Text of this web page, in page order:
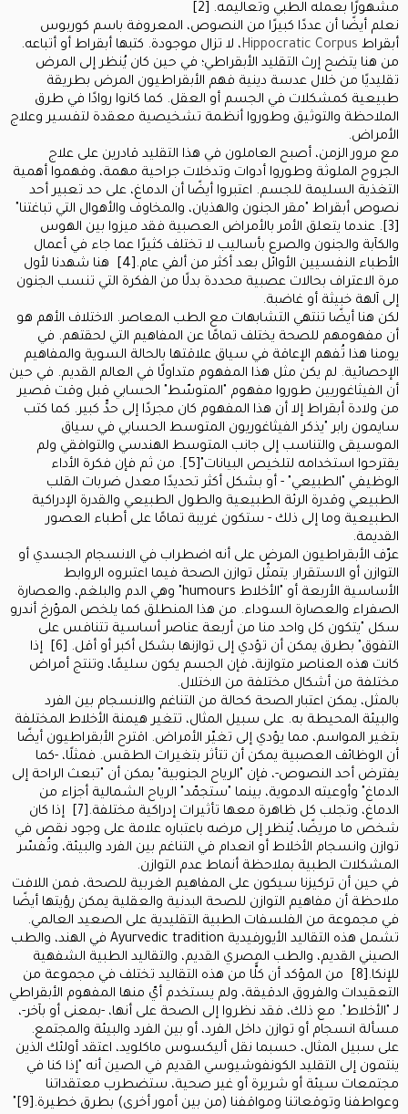
مشهورًا بعمله الطبي وتعاليمه. [2]
نعلم أيضًا أن عددًا كبيرًا من النصوص، المعروفة باسم كوربوس
أبقراط Hippocratic Corpus، لا تزال موجودة. كتبها أبقراط أو أتباعه.
من هنا يتضح إرث التقليد الأبقراطي؛ في حين كان يُنظر إلى المرض
تقليديًا من خلال عدسة دينية فهم الأبقراطيون المرض بطريقة
طبيعية كمشكلات في الجسم أو العقل. كما كانوا روادًا في طرق
الملاحظة والتوثيق وطوروا أنظمة تشخيصية معقدة لتفسير وعلاج
الأمراض.
مع مرور الزمن، أصبح العاملون في هذا التقليد قادرين على علاج
الجروح الملوثة وطوروا أدوات وتدخلات جراحية مهمة، وفهموا أهمية
التغذية السليمة للجسم. اعتبروا أيضًا أن الدماغ، على حد تعبير أحد
نصوص أبقراط "مقر الجنون والهذيان، والمخاوف والأهوال التي تباغتنا"
[3]. عندما يتعلق الأمر بالأمراض العصبية فقد ميزوا بين الهوس
والكآبة والجنون والصرع بأساليب لا تختلف كثيرًا عما جاء في أعمال
الأطباء النفسيين الأوائل بعد أكثر من ألفي عام.[4] هنا شهدنا لأول
مرة الاعتراف بحالات عصبية محددة بدلًا من الفكرة التي تنسب الجنون
إلى آلهة خبيثة أو غاضبة.
لكن هنا أيضًا تنتهي التشابهات مع الطب المعاصر. الاختلاف الأهم هو
أن مفهومهم للصحة يختلف تمامًا عن المفاهيم التي لحقتهم. في
يومنا هذا تُفهم الإعاقة في سياق علاقتها بالحالة السوية والمفاهيم
الإحصائية. لم يكن مثل هذا المفهوم متداولًا في العالم القديم. في حين
أن الفيثاغوريين طوروا مفهوم "المتوسّط" الحسابي قبل وقت قصير
من ولادة أبقراط إلا أن هذا المفهوم كان مجردًا إلى حدٍّ كبير. كما كتب
سايمون رابر "يذكر الفيثاغوريون المتوسط الحسابي في سياق
الموسيقى والتناسب إلى جانب المتوسط الهندسي والتوافقي ولم
يقترحوا استخدامه لتلخيص البيانات"[5]. من ثم فإن فكرة الأداء
الوظيفي "الطبيعي" - أو بشكل أكثر تحديدًا معدل ضربات القلب
الطبيعي وقدرة الرئة الطبيعية والطول الطبيعي والقدرة الإدراكية
الطبيعية وما إلى ذلك - ستكون غريبة تمامًا على أطباء العصور
القديمة.
عرّف الأبقراطيون المرض على أنه اضطراب في الانسجام الجسدي أو
التوازن أو الاستقرار. يتمثّل توازن الصحة فيما اعتبروه الروابط
الأساسية الأربعة أو "الأخلاط humours" وهي الدم والبلغم، والعصارة
الصفراء والعصارة السوداء. من هذا المنطلق كما يلخص المؤرخ أندرو
سكل "يتكون كل واحد منا من أربعة عناصر أساسية تتنافس على
التفوق" بطرق يمكن أن تؤدي إلى توازنها بشكل أكبر أو أقل. [6] إذا
كانت هذه العناصر متوازنة، فإن الجسم يكون سليمًا، وتنتج أمراض
مختلفة من أشكال مختلفة من الاختلال.
بالمثل، يمكن اعتبار الصحة كحالة من التناغم والانسجام بين الفرد
والبيئة المحيطة به. على سبيل المثال، تتغير هيمنة الأخلاط المختلفة
بتغير المواسم، مما يؤدي إلى تغيّر الأمراض. اقترح الأبقراطيون أيضًا
أن الوظائف العصبية يمكن أن تتأثر بتغيرات الطقس. فمثلًا، -كما
يفترض أحد النصوص-، فإن "الرياح الجنوبية" يمكن أن "تبعث الراحة إلى
الدماغ" وأوعيته الدموية، بينما "ستجمّد" الرياح الشمالية أجزاء من
الدماغ، وتجلب كل ظاهرة معها تأثيرات إدراكية مختلفة.[7] إذا كان
شخص ما مريضًا، يُنظر إلى مرضه باعتباره علامة على وجود نقص في
توازن وانسجام الأخلاط أو انعدام في التناغم بين الفرد والبيئة، وتُفسّر
المشكلات الطبية بملاحظة أنماط عدم التوازن.
في حين أن تركيزنا سيكون على المفاهيم الغربية للصحة، فمن اللافت
ملاحظة أن مفاهيم التوازن للصحة البدنية والعقلية يمكن رؤيتها أيضًا
في مجموعة من الفلسفات الطبية التقليدية على الصعيد العالمي.
تشمل هذه التقاليد الأيورفيدية Ayurvedic tradition في الهند، والطب
الصيني القديم، والطب المصري القديم، والتقاليد الطبية الشفهية
للإنكا.[8] من المؤكد أن كلًّا من هذه التقاليد تختلف في مجموعة من
التعقيدات والفروق الدقيقة، ولم يستخدم أيّ منها المفهوم الأبقراطي
لـ "الأخلاط". مع ذلك، فقد نظروا إلى الصحة على أنها، -بمعنى أو بآخر-،
مسألة انسجام أو توازن داخل الفرد، أو بين الفرد والبيئة والمجتمع.
على سبيل المثال، حسبما نقل أليكسوس ماكلويد، اعتقد أولئك الذين
ينتمون إلى التقليد الكونفوشيوسي القديم في الصين أنه "إذا كنا في
مجتمعات سيئة أو شريرة أو غير صحية، ستضطرب معتقداتنا
وعواطفنا وتوقعاتنا ومواقفنا (من بين أمور أخرى) بطرق خطيرة.[9]"